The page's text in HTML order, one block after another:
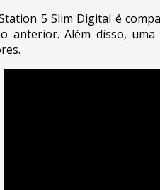
5 Slim Digital é
anterior. Além disso,